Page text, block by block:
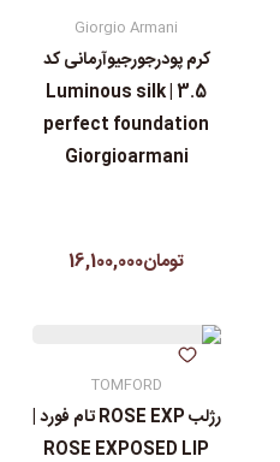
Giorgio Armani
کرم پودرجورجیوآرمانی کد
3.5 | Luminous silk
perfect foundation
Giorgioarmani
تومان16,100,000
TOMFORD
رژلب ROSE EXP تام فورد |
ROSE EXPOSED LIP